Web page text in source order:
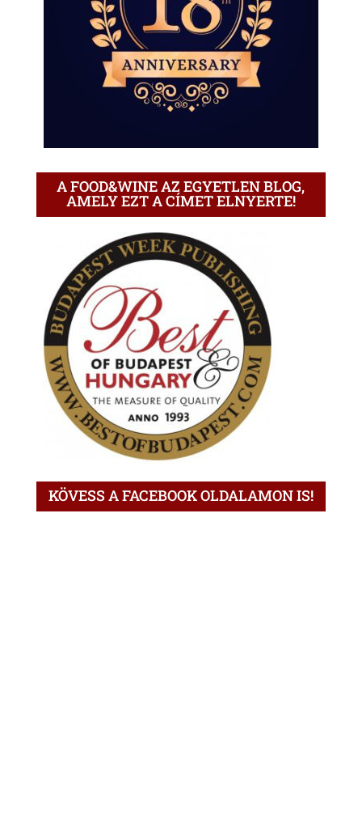
A FOOD&WINE AZ EGYETLEN BLOG,
AMELY EZT A CÍMET ELNYERTE!
KÖVESS A FACEBOOK OLDALAMON IS!